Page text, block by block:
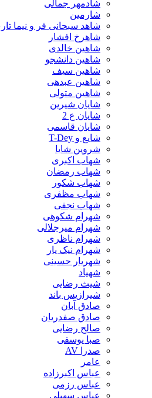
شادمهر جمالی
شارمین
شاهد سبحانی فر و نیما تاری
شاهرخ افشار
شاهین خالدی
شاهین دانشجو
شاهین سیف
شاهین عبدهی
شاهین متولی
شایان شیرین
شایان ع 2
شایان قاسمی
شایع و T-Dey
شروین شایا
شهاب اکبری
شهاب رمضان
شهاب شکور
شهاب مظفری
شهاب نجفی
شهرام شکوهی
شهرام میرجلالی
شهرام ناظری
شهرام نیک یار
شهریار حسینی
شیث رضایی
شیرازیس باند
صادق آبان
صادق صفدریان
صالح رضایی
صبا یوسفی
عباس اکبرزاده
عباس رزمی
عباس سهیلی